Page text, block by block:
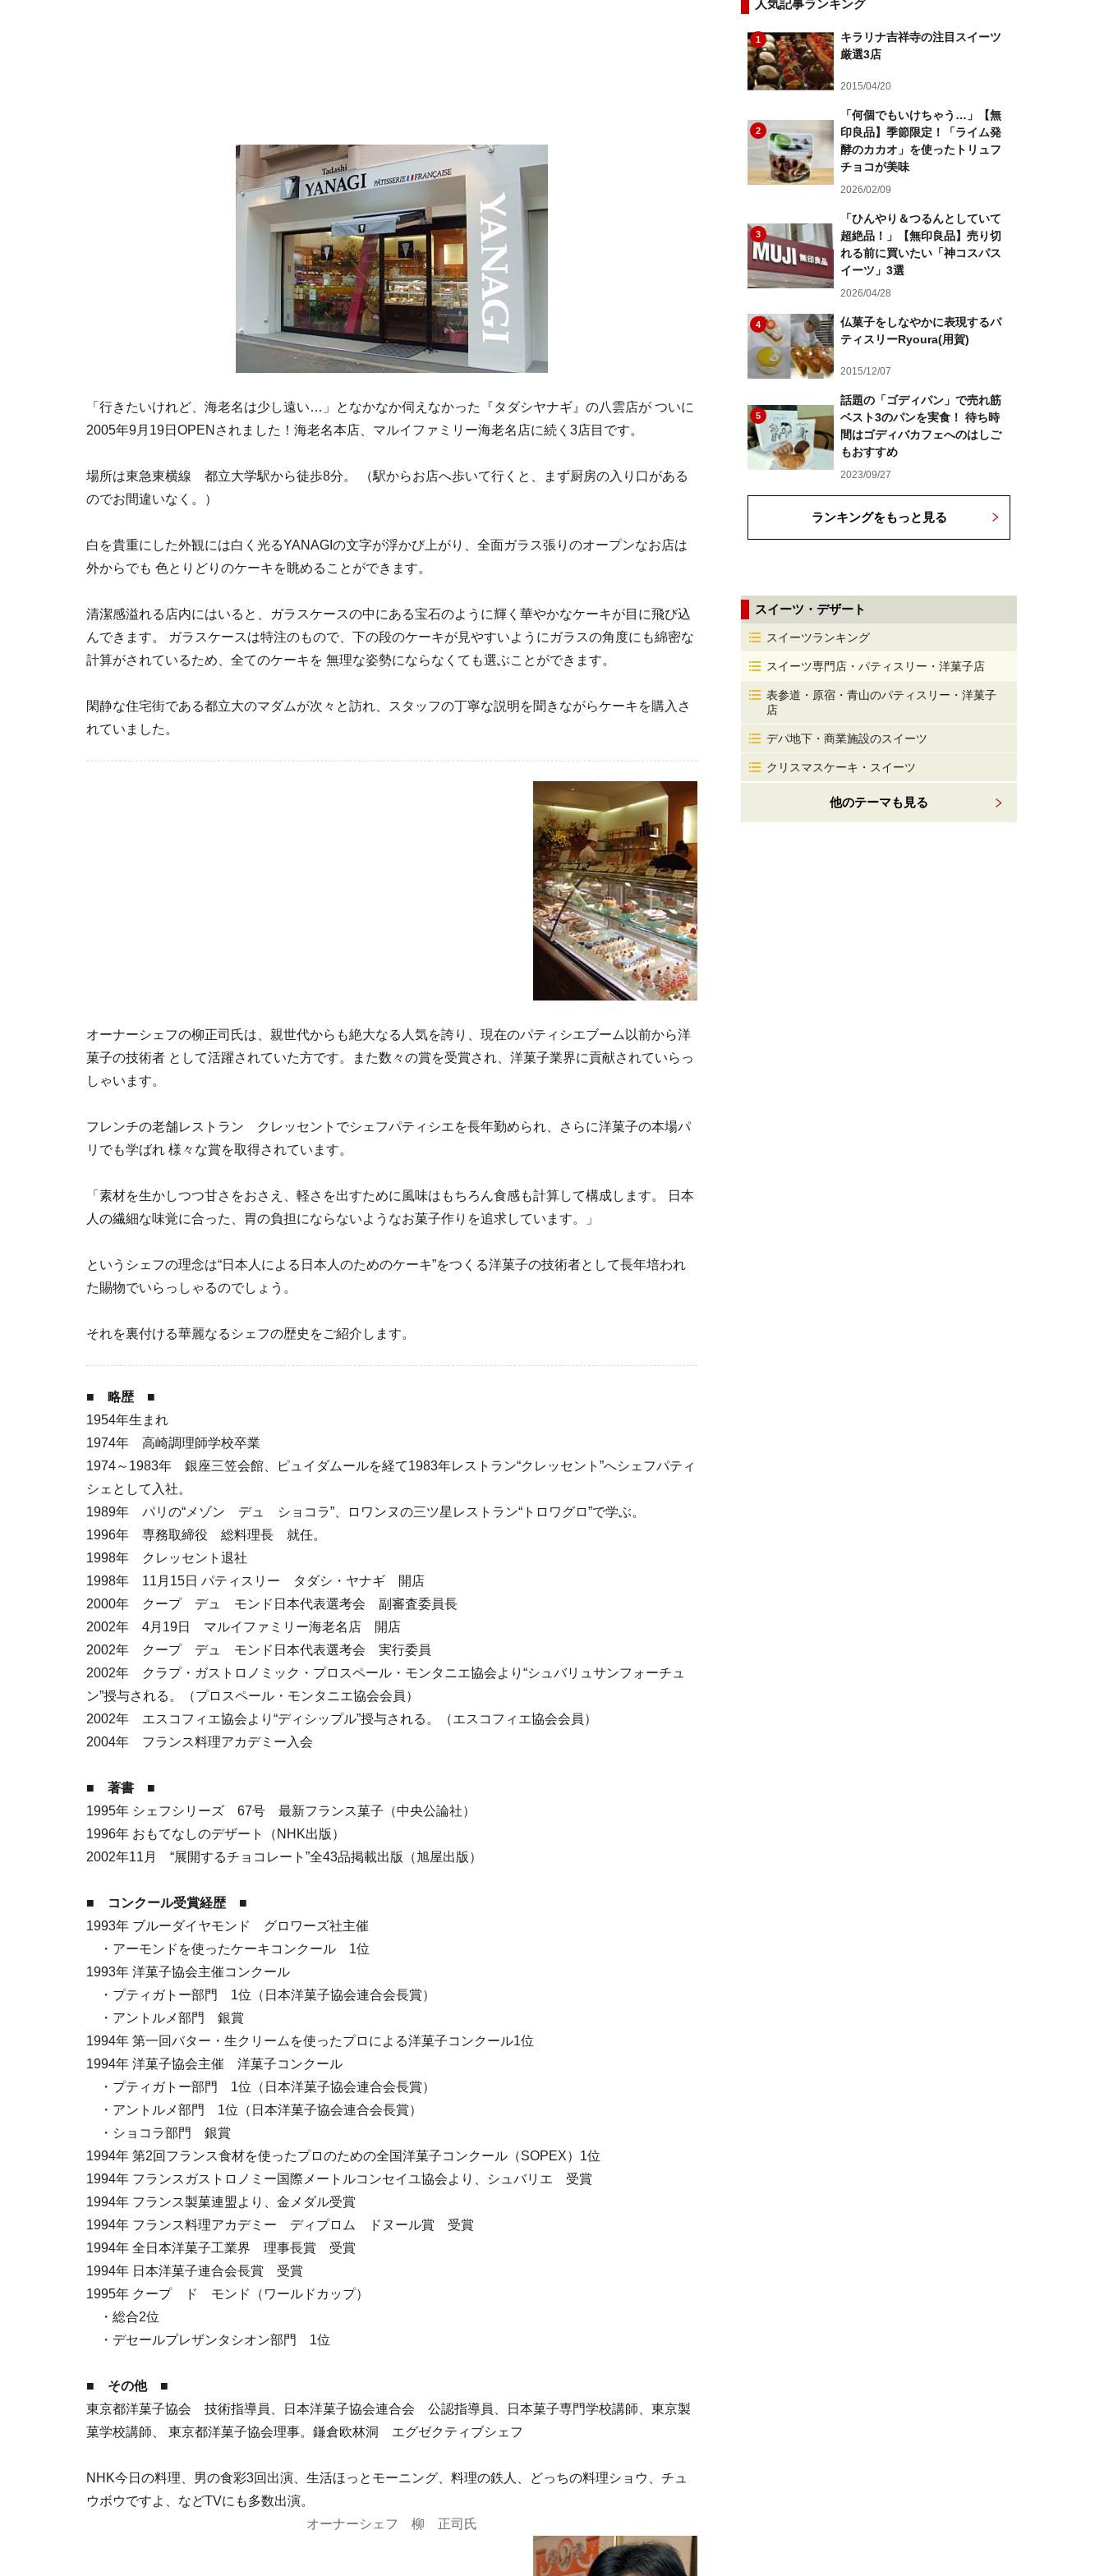
「行きたいけれど、海老名は少し遠い…」となかなか伺えなかった『タダシヤナギ』の八雲店が ついに
2005年9月19日OPENされました！海老名本店、マルイファミリー海老名店に続く3店目です。
場所は東急東横線 都立大学駅から徒歩8分。 （駅からお店へ歩いて行くと、まず厨房の入り口がある
のでお間違いなく。）
白を貴重にした外観には白く光るYANAGIの文字が浮かび上がり、全面ガラス張りのオープンなお店は
外からでも 色とりどりのケーキを眺めることができます。
清潔感溢れる店内にはいると、ガラスケースの中にある宝石のように輝く華やかなケーキが目に飛び込
んできます。 ガラスケースは特注のもので、下の段のケーキが見やすいようにガラスの角度にも綿密な
計算がされているため、全てのケーキを 無理な姿勢にならなくても選ぶことができます。
閑静な住宅街である都立大のマダムが次々と訪れ、スタッフの丁寧な説明を聞きながらケーキを購入さ
れていました。
オーナーシェフの柳正司氏は、親世代からも絶大なる人気を誇り、現在のパティシエブーム以前から洋
菓子の技術者 として活躍されていた方です。また数々の賞を受賞され、洋菓子業界に貢献されていらっ
しゃいます。
フレンチの老舗レストラン クレッセントでシェフパティシエを長年勤められ、さらに洋菓子の本場パ
リでも学ばれ 様々な賞を取得されています。
「素材を生かしつつ甘さをおさえ、軽さを出すために風味はもちろん食感も計算して構成します。 日本
人の繊細な味覚に合った、胃の負担にならないようなお菓子作りを追求しています。」
というシェフの理念は“日本人による日本人のためのケーキ”をつくる洋菓子の技術者として長年培われ
た賜物でいらっしゃるのでしょう。
それを裏付ける華麗なるシェフの歴史をご紹介します。
■ 略歴 ■
1954年生まれ
1974年 高崎調理師学校卒業
1974～1983年 銀座三笠会館、ピュイダムールを経て1983年レストラン“クレッセント”へシェフパティ
シェとして入社。
1989年 パリの“メゾン デュ ショコラ”、ロワンヌの三ツ星レストラン“トロワグロ”で学ぶ。
1996年 専務取締役 総料理長 就任。
1998年 クレッセント退社
1998年 11月15日 パティスリー タダシ・ヤナギ 開店
2000年 クープ デュ モンド日本代表選考会 副審査委員長
2002年 4月19日 マルイファミリー海老名店 開店
2002年 クープ デュ モンド日本代表選考会 実行委員
2002年 クラプ・ガストロノミック・プロスペール・モンタニエ協会より“シュバリュサンフォーチュ
ン”授与される。（プロスペール・モンタニエ協会会員）
2002年 エスコフィエ協会より“ディシップル”授与される。（エスコフィエ協会会員）
2004年 フランス料理アカデミー入会
■ 著書 ■
1995年 シェフシリーズ 67号 最新フランス菓子（中央公論社）
1996年 おもてなしのデザート（NHK出版）
2002年11月 “展開するチョコレート”全43品掲載出版（旭屋出版）
■ コンクール受賞経歴 ■
1993年 ブルーダイヤモンド グロワーズ社主催
・アーモンドを使ったケーキコンクール 1位
1993年 洋菓子協会主催コンクール
・プティガトー部門 1位（日本洋菓子協会連合会長賞）
・アントルメ部門 銀賞
1994年 第一回バター・生クリームを使ったプロによる洋菓子コンクール1位
1994年 洋菓子協会主催 洋菓子コンクール
・プティガトー部門 1位（日本洋菓子協会連合会長賞）
・アントルメ部門 1位（日本洋菓子協会連合会長賞）
・ショコラ部門 銀賞
1994年 第2回フランス食材を使ったプロのための全国洋菓子コンクール（SOPEX）1位
1994年 フランスガストロノミー国際メートルコンセイユ協会より、シュバリエ 受賞
1994年 フランス製菓連盟より、金メダル受賞
1994年 フランス料理アカデミー ディプロム ドヌール賞 受賞
1994年 全日本洋菓子工業界 理事長賞 受賞
1994年 日本洋菓子連合会長賞 受賞
1995年 クープ ド モンド（ワールドカップ）
・総合2位
・デセールプレザンタシオン部門 1位
■ その他 ■
東京都洋菓子協会 技術指導員、日本洋菓子協会連合会 公認指導員、日本菓子専門学校講師、東京製
菓学校講師、 東京都洋菓子協会理事。鎌倉欧林洞 エグゼクティブシェフ
NHK今日の料理、男の食彩3回出演、生活ほっとモーニング、料理の鉄人、どっちの料理ショウ、チュ
ウボウですよ、などTVにも多数出演。
オーナーシェフ 柳 正司氏
人気記事ランキング
1
キラリナ吉祥寺の注目スイーツ
厳選3店
2015/04/20
2
「何個でもいけちゃう…」【無
印良品】季節限定！「ライム発
酵のカカオ」を使ったトリュフ
チョコが美味
2026/02/09
3
「ひんやり＆つるんとしていて
超絶品！」【無印良品】売り切
れる前に買いたい「神コスパス
イーツ」3選
2026/04/28
4
仏菓子をしなやかに表現するパ
ティスリーRyoura(用賀)
2015/12/07
5
話題の「ゴディパン」で売れ筋
ベスト3のパンを実食！ 待ち時
間はゴディバカフェへのはしご
もおすすめ
2023/09/27
ランキングをもっと見る
スイーツ・デザート
スイーツランキング
スイーツ専門店・パティスリー・洋菓子店
表参道・原宿・青山のパティスリー・洋菓子
店
デパ地下・商業施設のスイーツ
クリスマスケーキ・スイーツ
他のテーマも見る